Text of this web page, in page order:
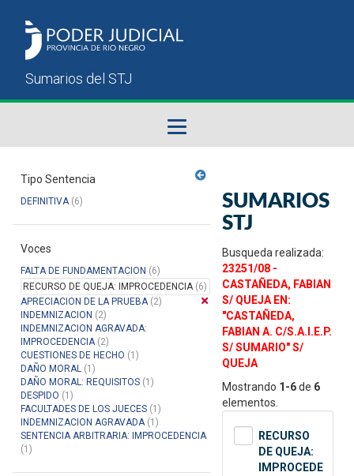
Sumarios del STJ
Manual del Usuario
Tipo Sentencia
DEFINITIVA(6)
Voces
FALTA DE FUNDAMENTACION (6)
RECURSO DE QUEJA: IMPROCEDENCIA(6)
APRECIACION DE LA PRUEBA(2)
INDEMNIZACION (2)
INDEMNIZACION AGRAVADA:
IMPROCEDENCIA(2)
CUESTIONES DE HECHO (1)
DAÑO MORAL (1)
DAÑO MORAL: REQUISITOS (1)
DESPIDO (1)
FACULTADES DE LOS JUECES (1)
INDEMNIZACION AGRAVADA(1)
SENTENCIA ARBITRARIA: IMPROCEDENCIA
(1)
SUMARIOS
STJ
Busqueda realizada:
23251/08 -
CASTAÑEDA, FABIAN
S/ QUEJA EN:
"CASTAÑEDA,
FABIAN A. C/S.A.I.E.P.
S/ SUMARIO" S/
QUEJA
Mostrando 1-6de 6
elementos.
RECURSO
DE QUEJA:
IMPROCEDE